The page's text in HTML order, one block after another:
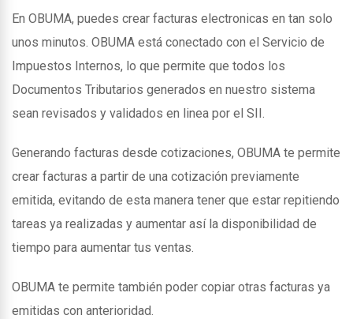
En OBUMA, puedes crear facturas electronicas en tan solo
unos minutos. OBUMA está conectado con el Servicio de
Impuestos Internos, lo que permite que todos los
Documentos Tributarios generados en nuestro sistema
sean revisados y validados en linea por el SII.
Generando facturas desde cotizaciones, OBUMA te permite
crear facturas a partir de una cotización previamente
emitida, evitando de esta manera tener que estar repitiendo
tareas ya realizadas y aumentar así la disponibilidad de
tiempo para aumentar tus ventas.
OBUMA te permite también poder copiar otras facturas ya
emitidas con anterioridad.